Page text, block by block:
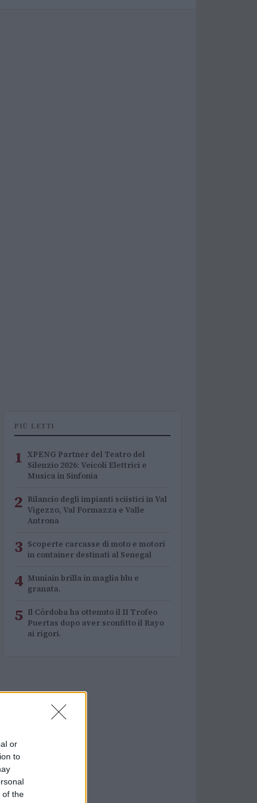
or
to
of the
PIÙ LETTI
1 XPENG Partner del Teatro del
Silenzio 2026: Veicoli Elettrici e
Musica in Sinfonia
2 Rilancio degli impianti sciistici in Val
Vigezzo, Val Formazza e Valle
Antrona
3 Scoperte carcasse di moto e motori
in container destinati al Senegal
4 Muniain brilla in maglia blu e
granata.
5 Il Córdoba ha ottenuto il II Trofeo
Puertas dopo aver sconfitto il Rayo
ai rigori.